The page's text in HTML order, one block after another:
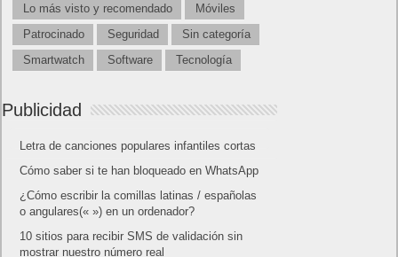
Lo más visto y recomendado
Móviles
Patrocinado
Seguridad
Sin categoría
Smartwatch
Software Tecnología
Publicidad
Letra de canciones populares infantiles cortas
Cómo saber si te han bloqueado en WhatsApp
¿Cómo escribir la comillas latinas / españolas
o angulares(« ») en un ordenador?
10 sitios para recibir SMS de validación sin
mostrar nuestro número real